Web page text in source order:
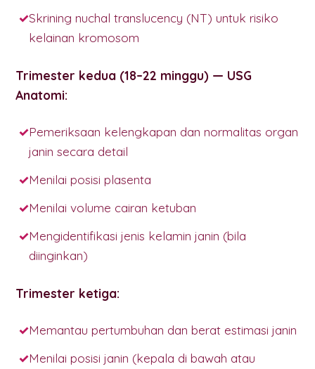
Skrining nuchal translucency (NT) untuk risiko
kelainan kromosom
Trimester kedua (18–22 minggu) — USG
Anatomi:
Pemeriksaan kelengkapan dan normalitas organ
janin secara detail
Menilai posisi plasenta
Menilai volume cairan ketuban
Mengidentifikasi jenis kelamin janin (bila
diinginkan)
Trimester ketiga:
Memantau pertumbuhan dan berat estimasi janin
Menilai posisi janin (kepala di bawah atau